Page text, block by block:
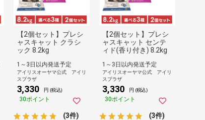
【2個セット】プレシ
ャスキャット クラシ
ック 8.2kg
1～3日以内発送予定
アイリスオーヤマ公式 アイリ
スプラザ
3,330 円 (税込)
30ポイント
(3件)
【2個セット】プレシ
ャスキャット センテ
ィド(香り付き) 8.2kg
1～3日以内発送予定
アイリスオーヤマ公式 アイリ
スプラザ
3,330 円 (税込)
30ポイント
(3件)